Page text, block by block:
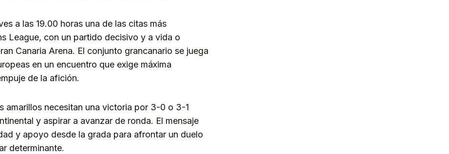
a las 19.00 horas una de las citas más
League, con un partido decisivo y a vida o
Canaria Arena. El conjunto grancanario se juega
en un encuentro que exige máxima
de la afición.
amarillos necesitan una victoria por 3-0 o 3-1
y aspirar a avanzar de ronda. El mensaje
y apoyo desde la grada para afrontar un duelo
determinante.